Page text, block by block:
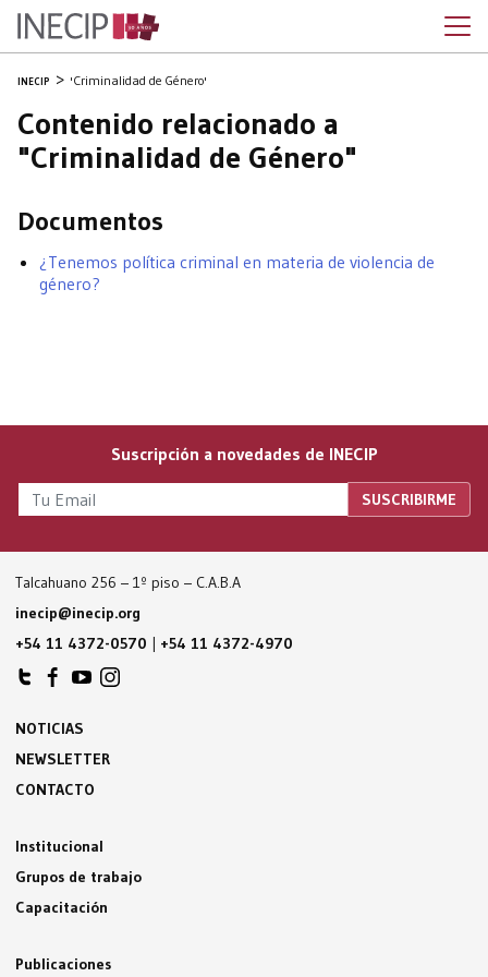
INECIP 'Criminalidad de Género'
Contenido relacionado a
"Criminalidad de Género"
Documentos
¿Tenemos política criminal en materia de violencia de
género?
Suscripción a novedades de INECIP
Talcahuano 256 – 1º piso – C.A.B.A
inecip@inecip.org
+54 11 4372-0570 | +54 11 4372-4970
NOTICIAS
NEWSLETTER
CONTACTO
Institucional
Grupos de trabajo
Capacitación
Publicaciones